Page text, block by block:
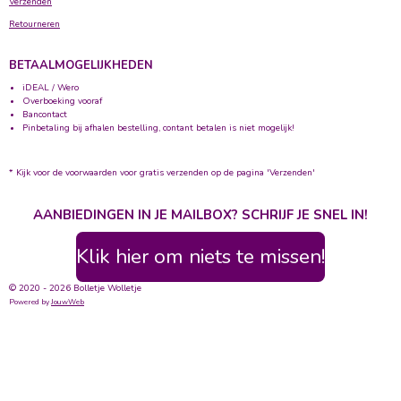
Retourneren
BETAALMOGELIJKHEDEN
iDEAL / Wero
Overboeking vooraf
Bancontact
Pinbetaling bij afhalen bestelling, contant betalen is niet mogelijk!
* Kijk voor de voorwaarden voor gratis verzenden op de pagina 'Verzenden'
AANBIEDINGEN IN JE MAILBOX? SCHRIJF JE SNEL IN!
Klik hier om niets te missen!
© 2020 - 2026 Bolletje Wolletje
Powered byJouwWeb